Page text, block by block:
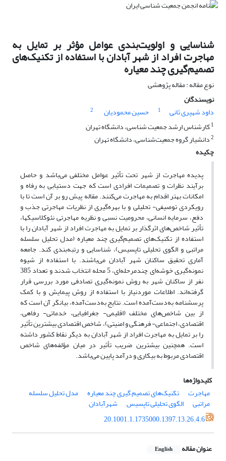
شناسایی و اولویت‌بندی عوامل مؤثر بر تمایل به
مهاجرت افراد از شهر آبادان با استفاده از تکنیک‌های
تصمیم‌گیری چند معیاره
نوع مقاله : مقاله پژوهشی
نویسندگان
داود شهپری ثانی
1 حسین محمودیان
2
1کارشناس ارشد جمعیت شناسی، دانشگاه تهران
2دانشیار گروه جمعیت‌شناسی، دانشگاه تهران
چکیده
پدیده مهاجرت از شهر تحت تأثیر عوامل مختلفی می‌باشد و حاصل
برآیند نظرات و تصمیمات افرادی است که جهت دستیابی به رفاه و
امکانات بهتر اقدام به مهاجرت می‌کنند. مقاله پیش رو بر آن است تا با
رویکردی توصیفی- تحلیلی و با بهره‌گیری از نظریات مهاجرتی جذب و
دفع، سرمایه انسانی، محرومیت نسبی و نظریه مهاجرتی نئوکلاسیک­ها،
تأثیر شاخص‌های اثرگذار بر تمایل به مهاجرت افراد از شهر آبادان را با
استفاده از تکنیک‌های تصمیم‌گیری چند معیاره (مدل تحلیل سلسله
مراتبی و الگوی تحلیلی تاپسیس)، شناسایی و رتبه‌بندی کند. جامعه
آماری تحقیق ساکنان شهر آبادان می‌باشند. با استفاده از شیوه
نمونه‌گیری خوشه‌ای چندمرحله‌ای، 5 محله انتخاب شدند و تعداد 385
نفر از ساکنان شهر به روش نمونه‌گیری تصادفی مورد بررسی قرار
گرفته‌اند. اطلاعات موردنیاز با استفاده از روش پیمایش و با کمک
پرسشنامه به‌دست‌آمده است. نتایج به‌دست‌آمده، بیانگر آن است که
از بین شاخص‌های مختلف (اقلیمی- جغرافیایی، خدماتی- رفاهی،
اقتصادی، اجتماعی- فرهنگی و امنیتی)، شاخص اقتصادی بیشترین تأثیر
را بر تمایل به مهاجرت افراد از شهر آبادان به دیگر نقاط کشور داشته
است. همچنین بیشترین ضریب تأثیر در میان مؤلفه‌های شاخص
اقتصادی مربوط به بیکاری و درآمد پایین می‌باشد.
کلیدواژه‌ها
مهاجرت
تکنیک‌های تصمیم گیری چند معیاره مدل تحلیل سلسله
مراتبی الگوی تحلیلی تاپسیس
شهرآبادان
20.1001.1.1735000.1397.13.26.4.6
عنوان مقاله English